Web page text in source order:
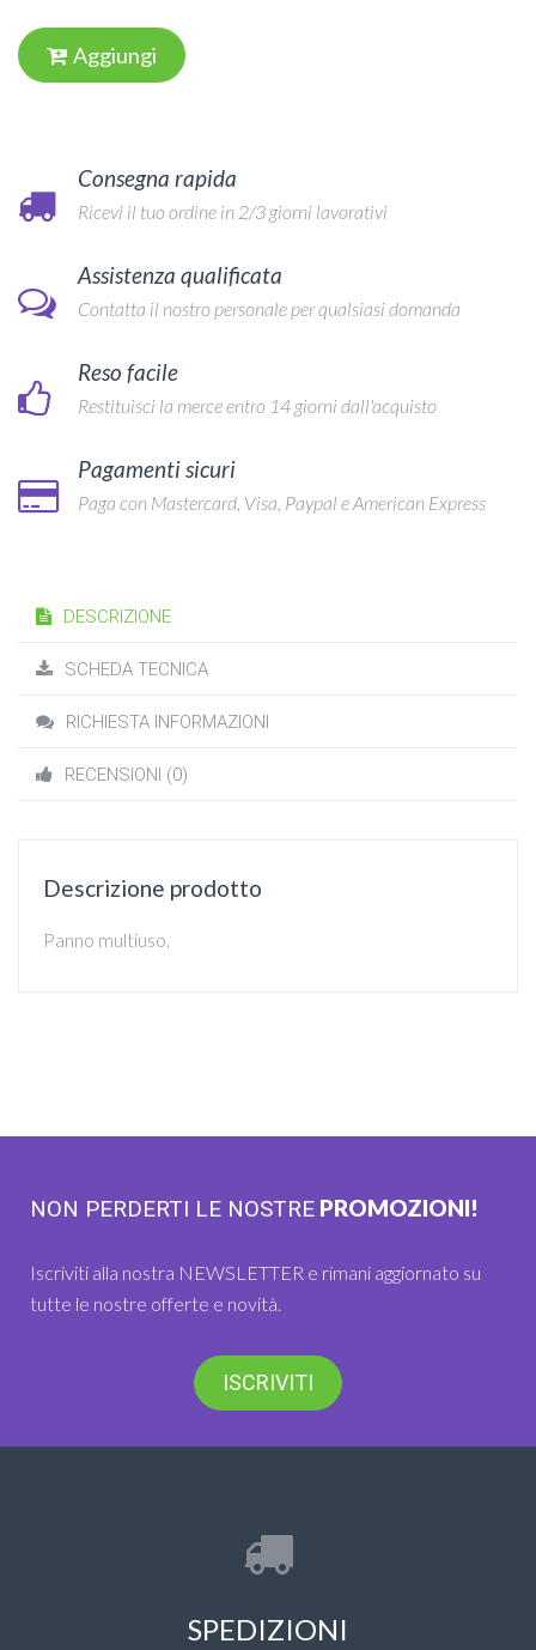
Aggiungi
Consegna rapida
Ricevi il tuo ordine in 2/3 giorni lavorativi
Assistenza qualificata
Contatta il nostro personale per qualsiasi domanda
Reso facile
Restituisci la merce entro 14 giorni dall'acquisto
Pagamenti sicuri
Paga con Mastercard, Visa, Paypal e American Express
DESCRIZIONE
SCHEDA TECNICA
RICHIESTA INFORMAZIONI
RECENSIONI (0)
Descrizione prodotto
Panno multiuso.
NON PERDERTI LE NOSTRE PROMOZIONI!
Iscriviti alla nostra NEWSLETTER e rimani aggiornato su
tutte le nostre offerte e novità.
ISCRIVITI
SPEDIZIONI